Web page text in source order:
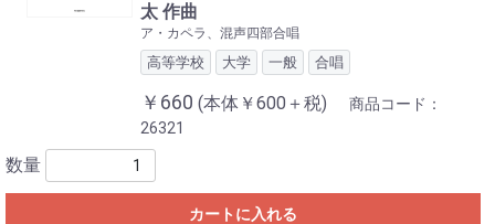
太 作曲
ア・カペラ、混声四部合唱
高等学校 大学 一般 合唱
￥660 (本体￥600＋税)
商品コード：
26321
数量
カートに入れる